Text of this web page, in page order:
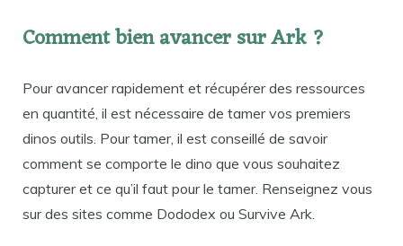
Comment bien avancer sur Ark ?
Pour avancer rapidement et récupérer des ressources
en quantité, il est nécessaire de tamer vos premiers
dinos outils. Pour tamer, il est conseillé de savoir
comment se comporte le dino que vous souhaitez
capturer et ce qu’il faut pour le tamer. Renseignez vous
sur des sites comme Dododex ou Survive Ark.